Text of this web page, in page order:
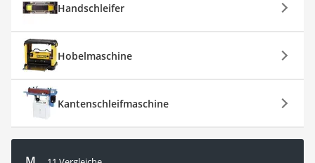
Handschleifer
Hobelmaschine
Kantenschleifmaschine